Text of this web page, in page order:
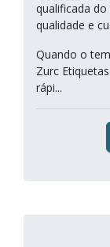
qualificada
qualidade e
Quando o
Zurc
rápi...